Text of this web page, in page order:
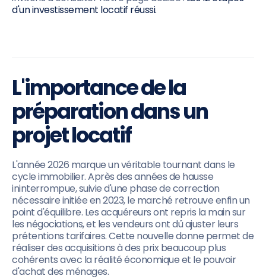
d'un investissement locatif réussi.
L'importance de la
préparation dans un
projet locatif
L'année 2026 marque un véritable tournant dans le
cycle immobilier. Après des années de hausse
ininterrompue, suivie d'une phase de correction
nécessaire initiée en 2023, le marché retrouve enfin un
point d'équilibre. Les acquéreurs ont repris la main sur
les négociations, et les vendeurs ont dû ajuster leurs
prétentions tarifaires. Cette nouvelle donne permet de
réaliser des acquisitions à des prix beaucoup plus
cohérents avec la réalité économique et le pouvoir
d'achat des ménages.